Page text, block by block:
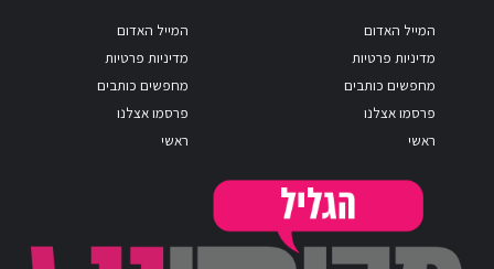
המייל האדום
מדיניות פרטיות
מחפשים כותבים
פרסמו אצלנו
ראשי
המייל האדום
מדיניות פרטיות
מחפשים כותבים
פרסמו אצלנו
ראשי